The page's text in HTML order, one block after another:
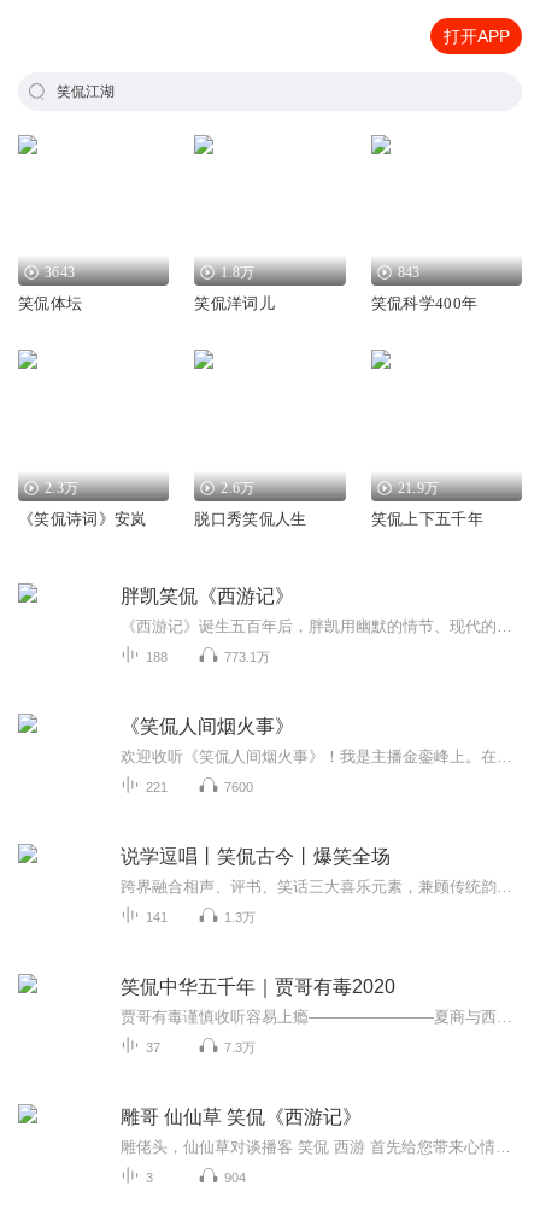
打开APP
笑侃江湖
3643
笑侃体坛
1.8万
笑侃洋词儿
843
笑侃科学400年
2.3万
《笑侃诗词》安岚
2.6万
脱口秀笑侃人生
21.9万
笑侃上下五千年
胖凯笑侃《西游记》
188 773.1万
《笑侃人间烟火事》
221 7600
说学逗唱丨笑侃古今丨爆笑全场
141 1.3万
笑侃中华五千年｜贾哥有毒2020
37 7.3万
雕哥 仙仙草 笑侃《西游记》
3 904